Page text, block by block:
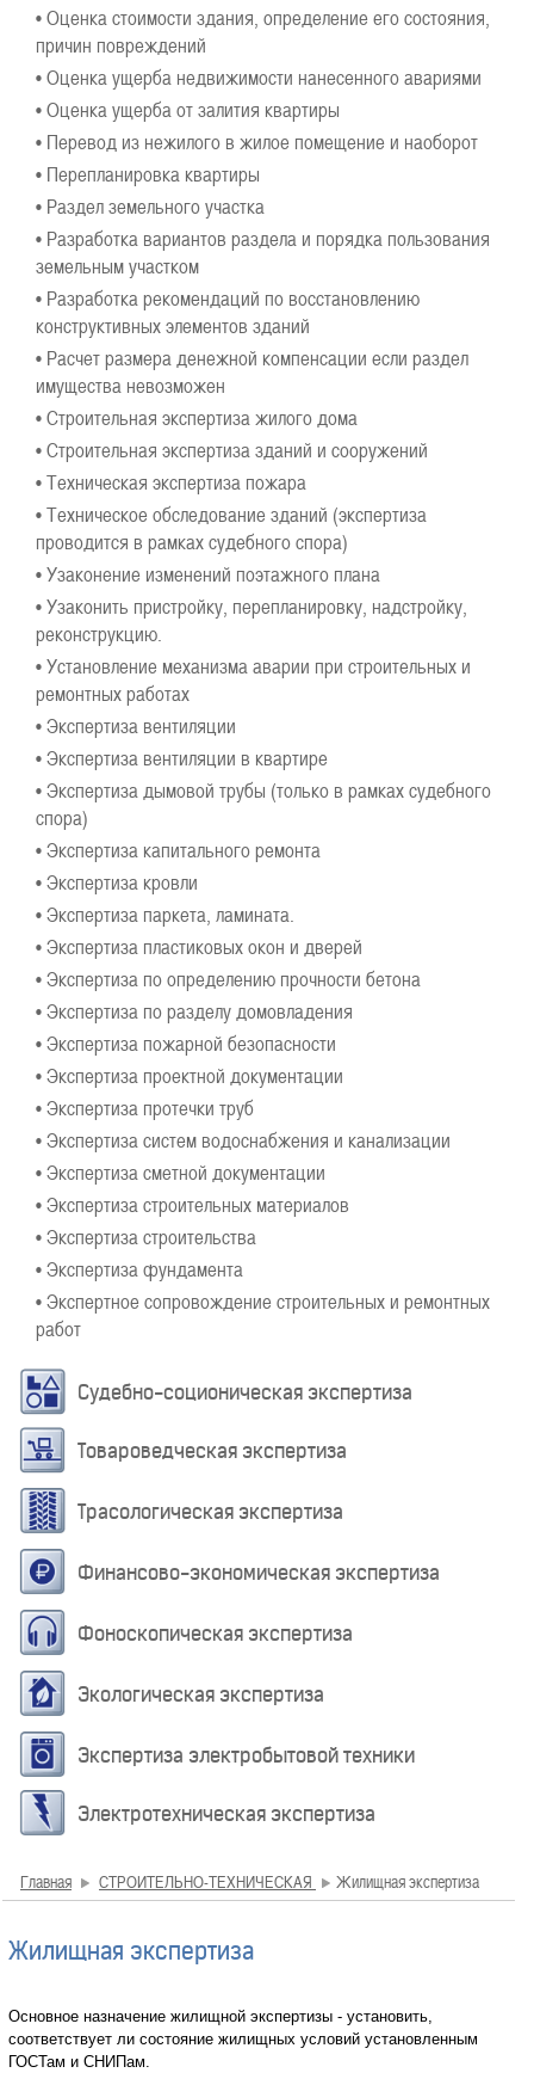
• Оценка стоимости здания, определение его состояния,
причин повреждений
• Оценка ущерба недвижимости нанесенного авариями
• Оценка ущерба от залития квартиры
• Перевод из нежилого в жилое помещение и наоборот
• Перепланировка квартиры
• Раздел земельного участка
• Разработка вариантов раздела и порядка пользования
земельным участком
• Разработка рекомендаций по восстановлению
конструктивных элементов зданий
• Расчет размера денежной компенсации если раздел
имущества невозможен
• Строительная экспертиза жилого дома
• Строительная экспертиза зданий и сооружений
• Техническая экспертиза пожара
• Техническое обследование зданий (экспертиза
проводится в рамках судебного спора)
• Узаконение изменений поэтажного плана
• Узаконить пристройку, перепланировку, надстройку,
реконструкцию.
• Установление механизма аварии при строительных и
ремонтных работах
• Экспертиза вентиляции
• Экспертиза вентиляции в квартире
• Экспертиза дымовой трубы (только в рамках судебного
спора)
• Экспертиза капитального ремонта
• Экспертиза кровли
• Экспертиза паркета, ламината.
• Экспертиза пластиковых окон и дверей
• Экспертиза по определению прочности бетона
• Экспертиза по разделу домовладения
• Экспертиза пожарной безопасности
• Экспертиза проектной документации
• Экспертиза протечки труб
• Экспертиза систем водоснабжения и канализации
• Экспертиза сметной документации
• Экспертиза строительных материалов
• Экспертиза строительства
• Экспертиза фундамента
• Экспертное сопровождение строительных и ремонтных
работ
Судебно-соционическая экспертиза
Товароведческая экспертиза
Трасологическая экспертиза
Финансово-экономическая экспертиза
Фоноскопическая экспертиза
Экологическая экспертиза
Экспертиза электробытовой техники
Электротехническая экспертиза
Главная СТРОИТЕЛЬНО-ТЕХНИЧЕСКАЯ Жилищная экспертиза
Жилищная экспертиза
Основное назначение жилищной экспертизы - установить,
соответствует ли состояние жилищных условий установленным
ГОСТам и СНИПам.